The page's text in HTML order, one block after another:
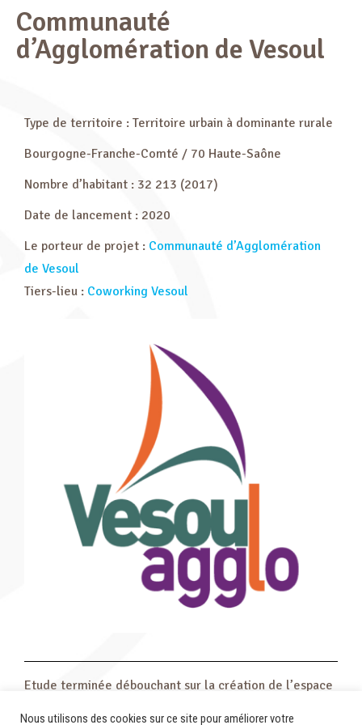
Communauté
d’Agglomération de Vesoul
Type de territoire : Territoire urbain à dominante rurale
Bourgogne-Franche-Comté / 70 Haute-Saône
Nombre d’habitant : 32 213 (2017)
Date de lancement : 2020
Le porteur de projet : Communauté d’Agglomération
de Vesoul
Tiers-lieu : Coworking Vesoul
Etude terminée débouchant sur la création de l’espace
Nous utilisons des cookies sur ce site pour améliorer votre